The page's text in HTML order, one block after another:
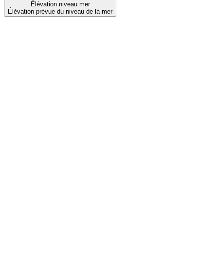
Élévation niveau mer
Élévation prévue du niveau de la mer